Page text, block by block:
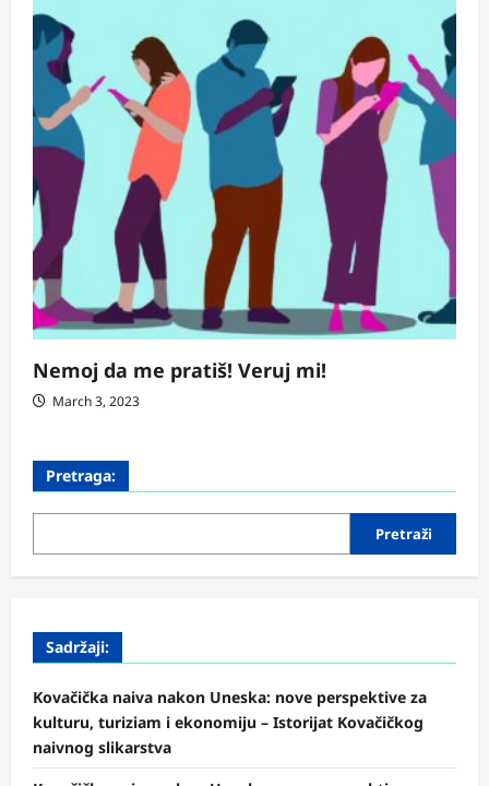
Nemoj da me pratiš! Veruj mi!
March 3, 2023
Pretraga:
Pretraži
Sadržaji:
Kovačička naiva nakon Uneska: nove perspektive za
kulturu, turiziam i ekonomiju – Istorijat Kovačičkog
naivnog slikarstva